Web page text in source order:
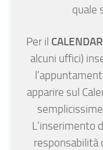
quale
Per il
alcuni uffici)
apparire sul
L’inserimento
responsabilità